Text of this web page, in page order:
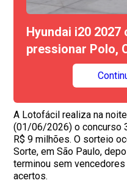
Hyundai i20 2027
pressionar Polo,
A Lotofácil realiza na
(01/06/2026) o concurso
R$ 9 milhões. O sorteio
Sorte, em São Paulo,
terminou sem
acertos.